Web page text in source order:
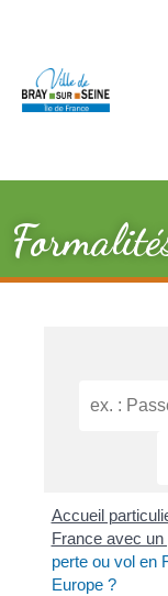
Accueil
France avec
perte ou vol en
Europe ?